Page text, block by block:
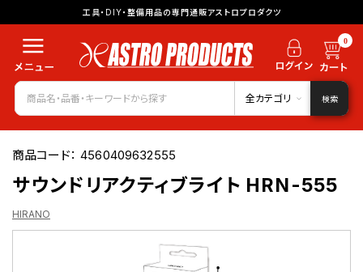
工具・DIY・整備用品の専門通販アストロプロダクツ
0
全カテゴリ 検索
商品コード：4560409632555
サウンドリアクティブライト HRN-555
HIRANO